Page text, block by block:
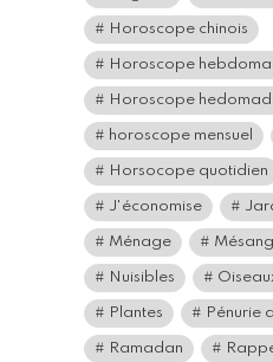
Horoscope chinois
Horoscope
Horoscope
horoscope mensuel
Horsocope quotidien
J'économise
Ménage
Nuisibles
Plantes Pénurie
Ramadan